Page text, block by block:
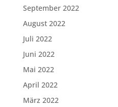
September 2022
August 2022
Juli 2022
Juni 2022
Mai 2022
April 2022
März 2022